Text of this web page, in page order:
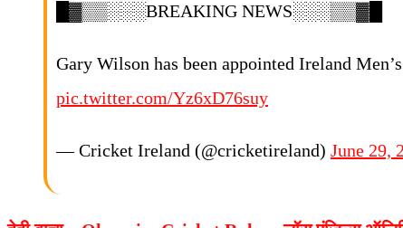
█▓▒▒░░░BREAKING NEWS░░░▒▒▓█
Gary Wilson has been appointed Ireland
pic.twitter.com/Yz6xD76suy
— Cricket Ireland (@cricketireland) June 29,